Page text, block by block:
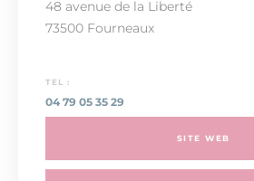
48 avenue de la Liberté
73500 Fourneaux
TEL :
04 79 05 35 29
SITE WEB